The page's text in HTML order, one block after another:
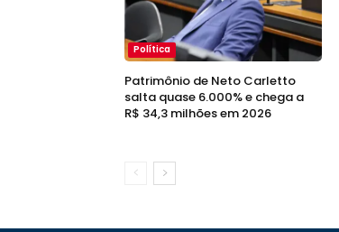
Política
Patrimônio de Neto Carletto
salta quase 6.000% e chega a
R$ 34,3 milhões em 2026